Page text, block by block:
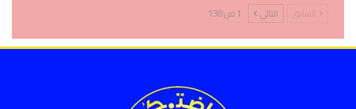
السابق التالي 1 من 138